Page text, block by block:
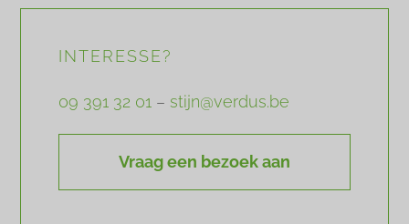
INTERESSE?
09 391 32 01 – stijn@verdus.be
Vraag een bezoek aan